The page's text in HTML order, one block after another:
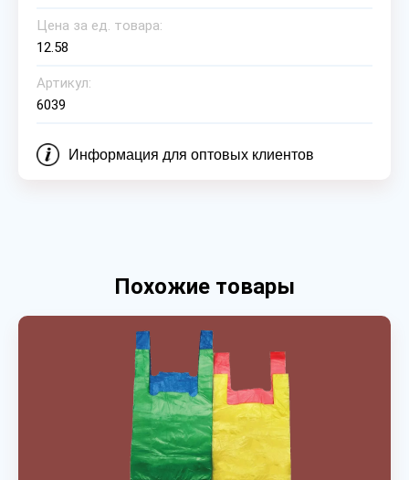
Цена за ед. товара:
12.58
Артикул:
6039
Информация для оптовых клиентов
Похожие товары